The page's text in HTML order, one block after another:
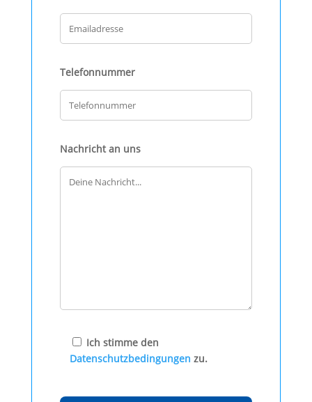
Telefonnummer
Nachricht an uns
Ich stimme den
Datenschutzbedingungen zu.